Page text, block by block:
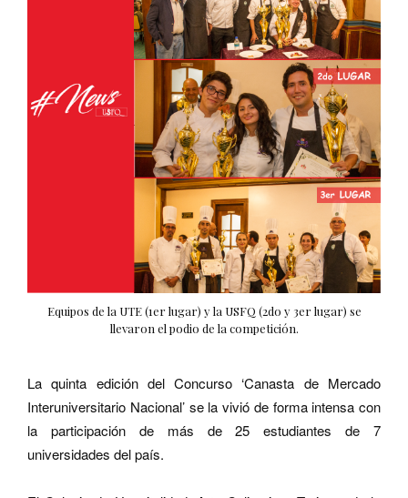
Equipos de la UTE (1er lugar) y la USFQ (2do y 3er lugar) se
llevaron el podio de la competición.
La quinta edición del Concurso ‘Canasta de Mercado
Interuniversitario Nacional’ se la vivió de forma intensa con
la participación de más de 25 estudiantes de 7
universidades del país.